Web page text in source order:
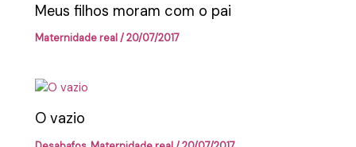
Meus filhos moram com o pai
Maternidade real/20/07/2017
O vazio